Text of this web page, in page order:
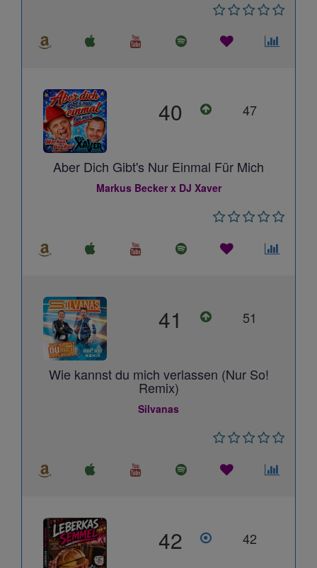
40 47
Aber Dich Gibt's Nur Einmal Für Mich
Markus Becker x DJ Xaver
41 51
Wie kannst du mich verlassen (Nur So!
Remix)
Silvanas
42 42